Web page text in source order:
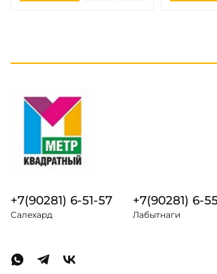
+7(90281) 6-51-57
Салехард
+7(90281) 6-
Лабытнаги